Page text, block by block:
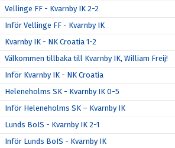
Vellinge FF - Kvarnby IK 2-2
Inför Vellinge FF - Kvarnby IK
Kvarnby IK - NK Croatia 1-2
Välkommen tillbaka till Kvarnby IK, William Freij!
Inför Kvarnby IK - NK Croatia
Heleneholms SK - Kvarnby IK 0-5
Inför Heleneholms SK – Kvarnby IK
Lunds BoIS - Kvarnby IK 2-1
Inför Lunds BoIS - Kvarnby IK